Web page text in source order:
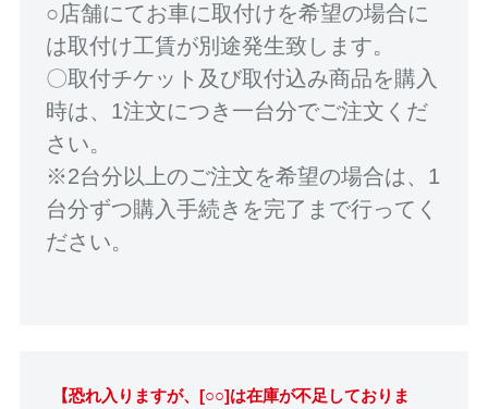
○店舗にてお車に取付けを希望の場合に
は取付け工賃が別途発生致します。
〇取付チケット及び取付込み商品を購入
時は、1注文につき一台分でご注文くだ
さい。
※2台分以上のご注文を希望の場合は、1
台分ずつ購入手続きを完了まで行ってく
ださい。
【恐れ入りますが、[○○]は在庫が不足しておりま